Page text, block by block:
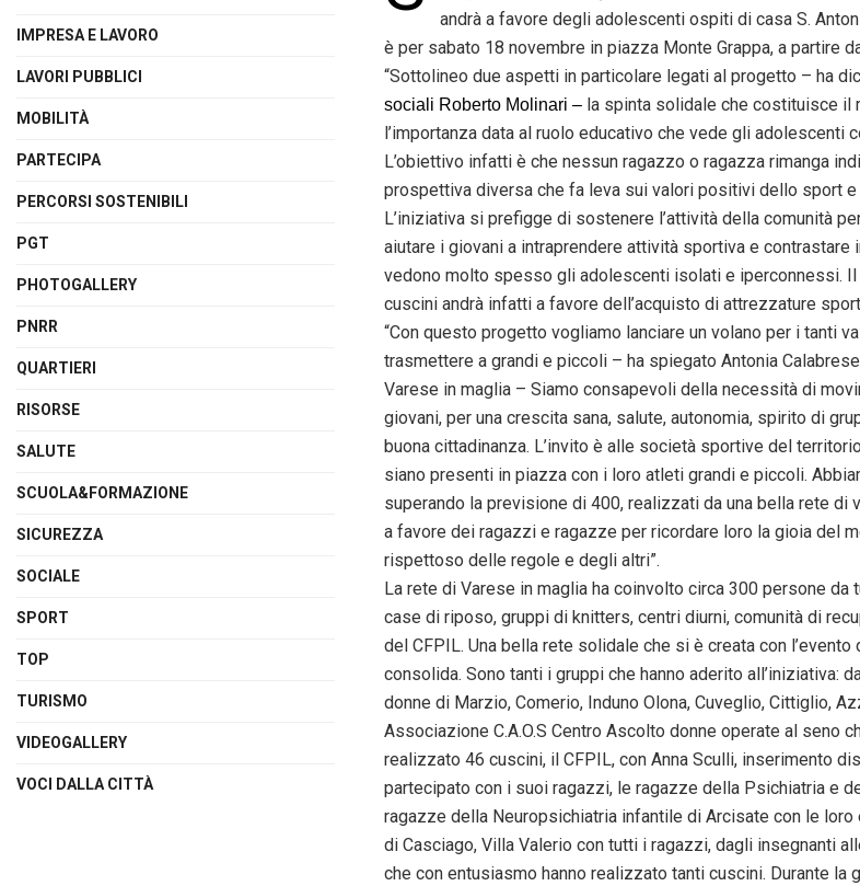
andrà a favore degli adolescenti ospiti di casa S.
è per sabato 18 novembre in piazza Monte Grappa, a partire
“Sottolineo due aspetti in particolare legati al progetto – ha
sociali Roberto Molinari – la spinta solidale che costituisce il
l’importanza data al ruolo educativo che vede gli adolescenti
L’obiettivo infatti è che nessun ragazzo o ragazza rimanga
prospettiva diversa che fa leva sui valori positivi dello sport e
L’iniziativa si prefigge di sostenere l’attività della comunità
aiutare i giovani a intraprendere attività sportiva e contrastare
vedono molto spesso gli adolescenti isolati e iperconnessi.
cuscini andrà infatti a favore dell’acquisto di attrezzature
“Con questo progetto vogliamo lanciare un volano per i tanti
trasmettere a grandi e piccoli – ha spiegato Antonia
Varese in maglia – Siamo consapevoli della necessità di
giovani, per una crescita sana, salute, autonomia, spirito di
buona cittadinanza. L’invito è alle società sportive del
siano presenti in piazza con i loro atleti grandi e piccoli.
superando la previsione di 400, realizzati da una bella rete di
a favore dei ragazzi e ragazze per ricordare loro la gioia del
rispettoso delle regole e degli altri”.
La rete di Varese in maglia ha coinvolto circa 300 persone da
case di riposo, gruppi di knitters, centri diurni, comunità di
del CFPIL. Una bella rete solidale che si è creata con
consolida. Sono tanti i gruppi che hanno aderito all’iniziativa:
donne di Marzio, Comerio, Induno Olona, Cuveglio, Cittiglio,
Associazione C.A.O.S Centro Ascolto donne operate al seno
realizzato 46 cuscini, il CFPIL, con Anna Sculli, inserimento
partecipato con i suoi ragazzi, le ragazze della Psichiatria e
ragazze della Neuropsichiatria infantile di Arcisate con le loro
di Casciago, Villa Valerio con tutti i ragazzi, dagli insegnanti
che con entusiasmo hanno realizzato tanti cuscini. Durante la
IMPRESA E LAVORO
LAVORI PUBBLICI
MOBILITÀ
PARTECIPA
PERCORSI SOSTENIBILI
PGT
PHOTOGALLERY
PNRR
QUARTIERI
RISORSE
SALUTE
SCUOLA&FORMAZIONE
SICUREZZA
SOCIALE
SPORT
TOP
TURISMO
VIDEOGALLERY
VOCI DALLA CITTÀ